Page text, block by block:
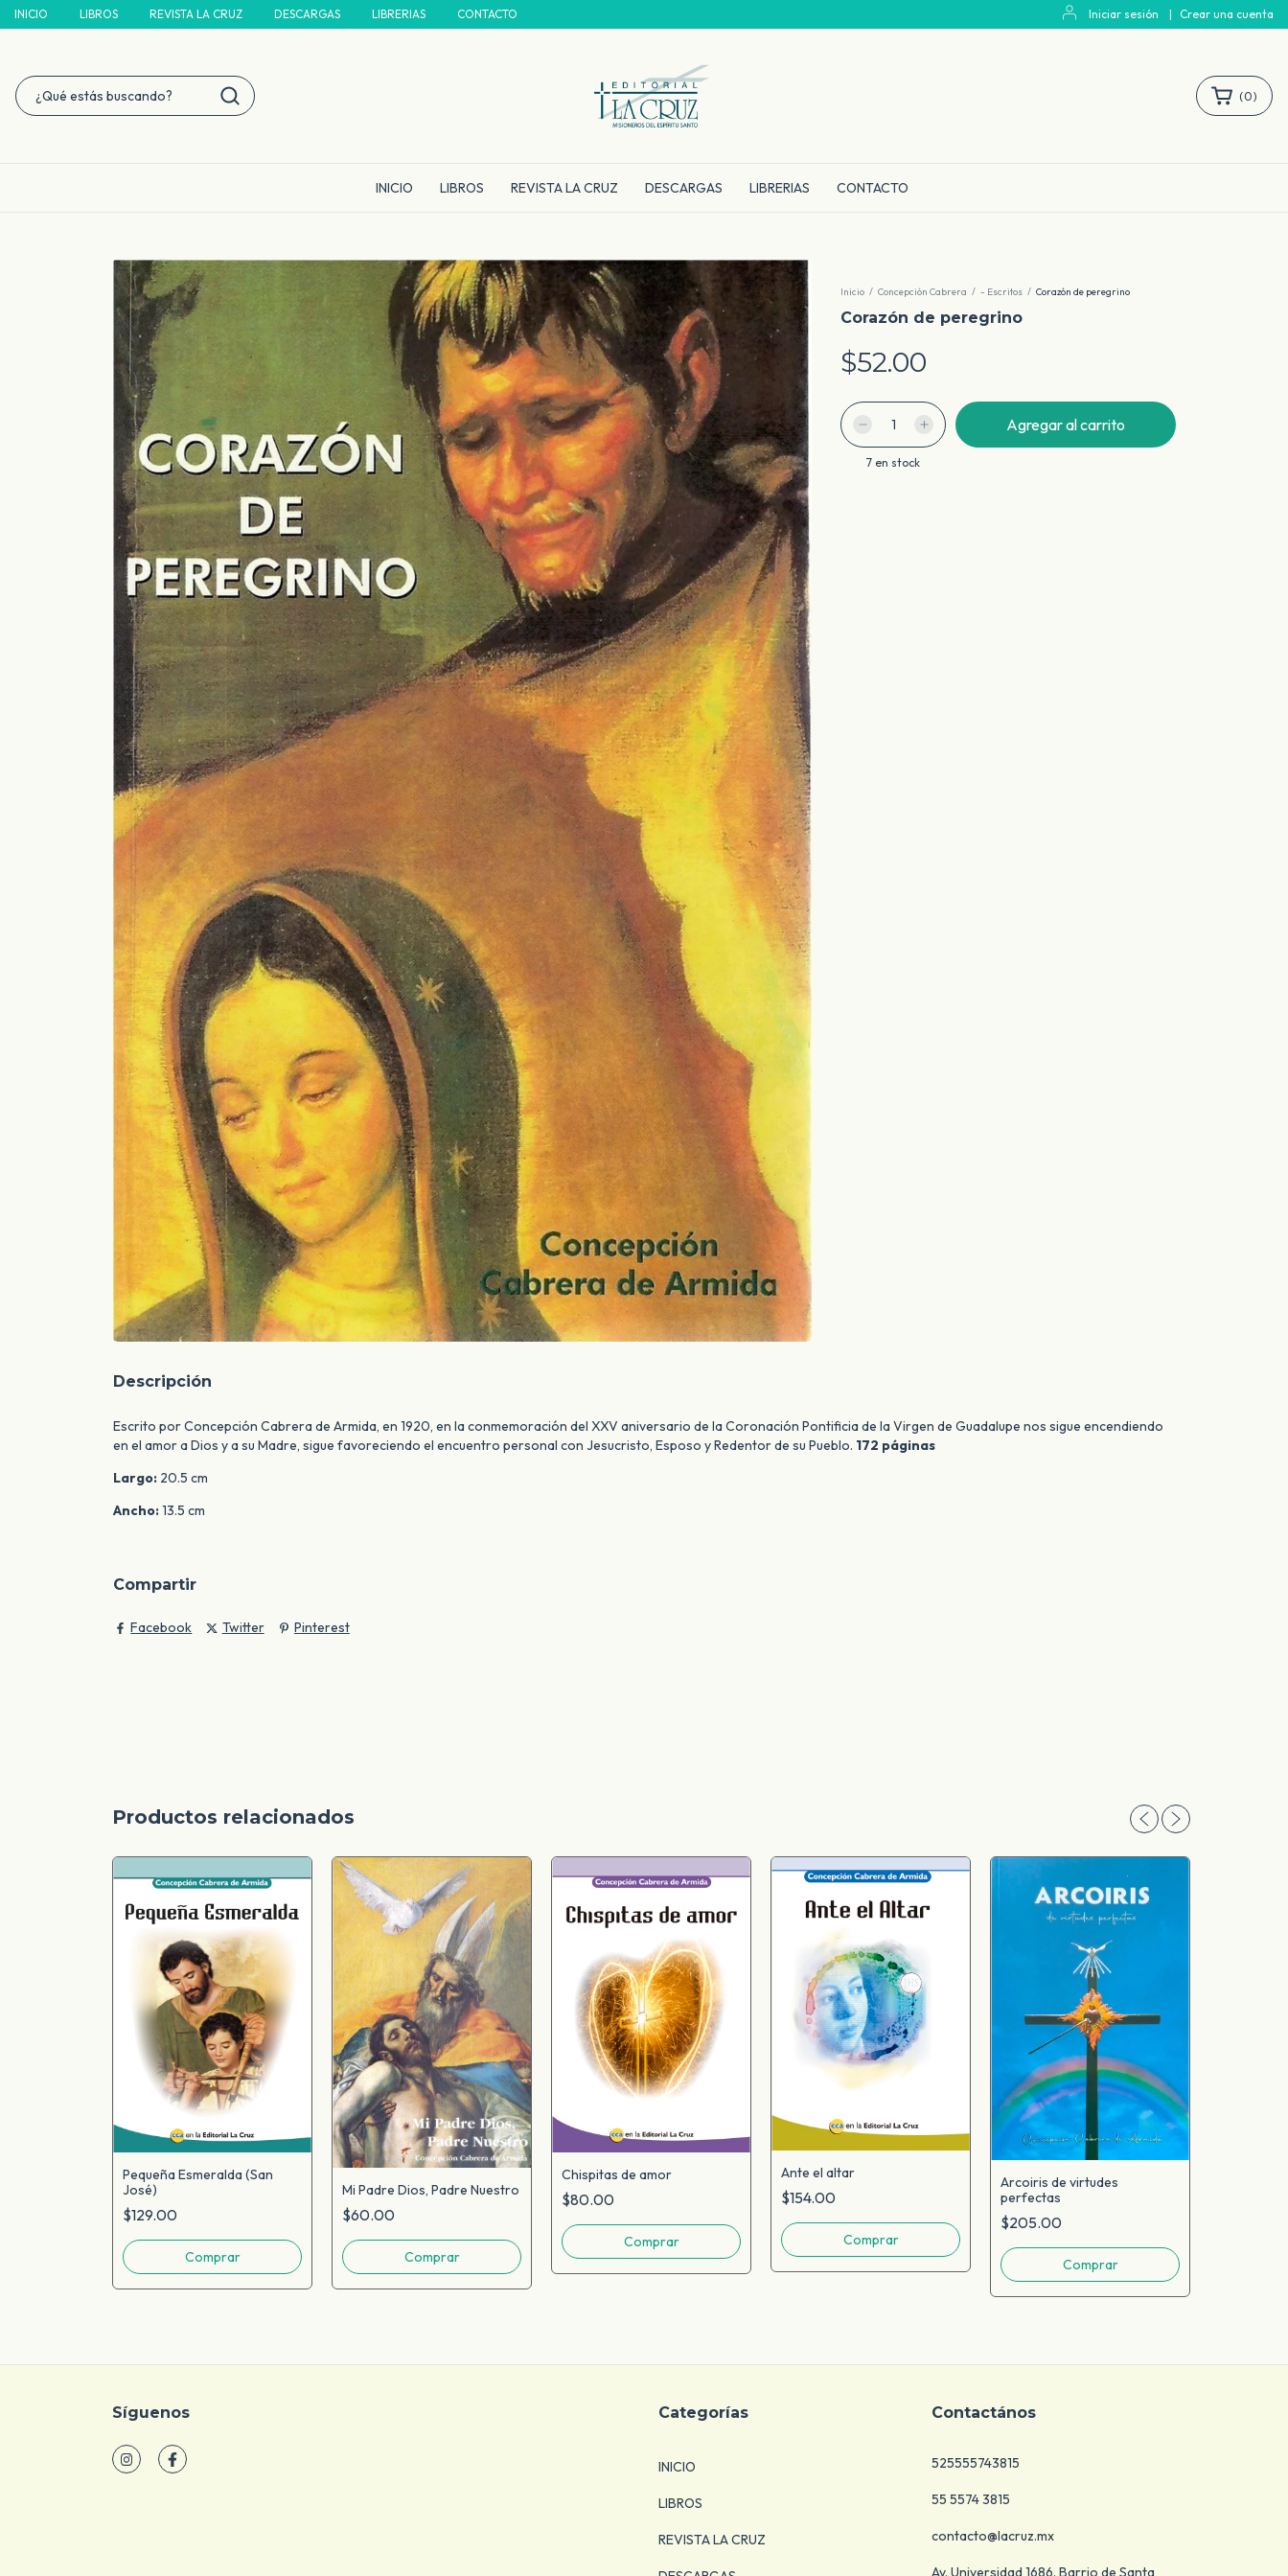
INICIO LIBROS REVISTA LA CRUZ DESCARGAS LIBRERIAS CONTACTO Iniciar sesión | Crear una cuenta
(0)
INICIO LIBROS REVISTA LA CRUZ DESCARGAS LIBRERIAS CONTACTO
Inicio / Concepción Cabrera / - Escritos / Corazón de peregrino
Corazón de peregrino
$52.00
7 en stock
Descripción
Escrito por Concepción Cabrera de Armida, en 1920, en la conmemoración del XXV aniversario de la Coronación Pontificia de la Virgen de Guadalupe nos sigue encendiendo
en el amor a Dios y a su Madre, sigue favoreciendo el encuentro personal con Jesucristo, Esposo y Redentor de su Pueblo. 172 páginas
Largo: 20.5 cm
Ancho:13.5 cm
Compartir
Facebook Twitter Pinterest
Productos relacionados
Pequeña Esmeralda (San
José)
$129.00
Mi Padre Dios, Padre Nuestro
$60.00
Chispitas de amor
$80.00
Ante el altar
$154.00
Arcoiris de virtudes
perfectas
$205.00
Síguenos Categorías
INICIO
LIBROS
REVISTA LA CRUZ
Contactános
525555743815
55 5574 3815
contacto@lacruz.mx
Av. Universidad 1686. Barrio de Santa